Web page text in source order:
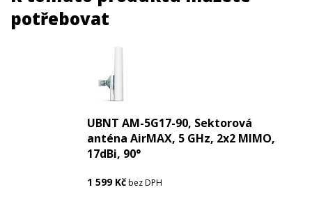
potřebovat
UBNT AM-5G17-90, Sektorová
anténa AirMAX, 5 GHz, 2x2 MIMO,
17dBi, 90°
1 599Kčbez DPH